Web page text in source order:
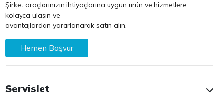
Şirket araçlarınızın ihtiyaçlarına uygun ürün ve hizmetlere
kolayca ulaşın ve
avantajlardan yararlanarak satın alın.
Hemen Başvur
Servislet